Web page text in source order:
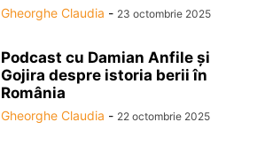
Gheorghe Claudia - 23 octombrie 2025
Podcast cu Damian Anfile și
Gojira despre istoria berii în
România
Gheorghe Claudia - 22 octombrie 2025